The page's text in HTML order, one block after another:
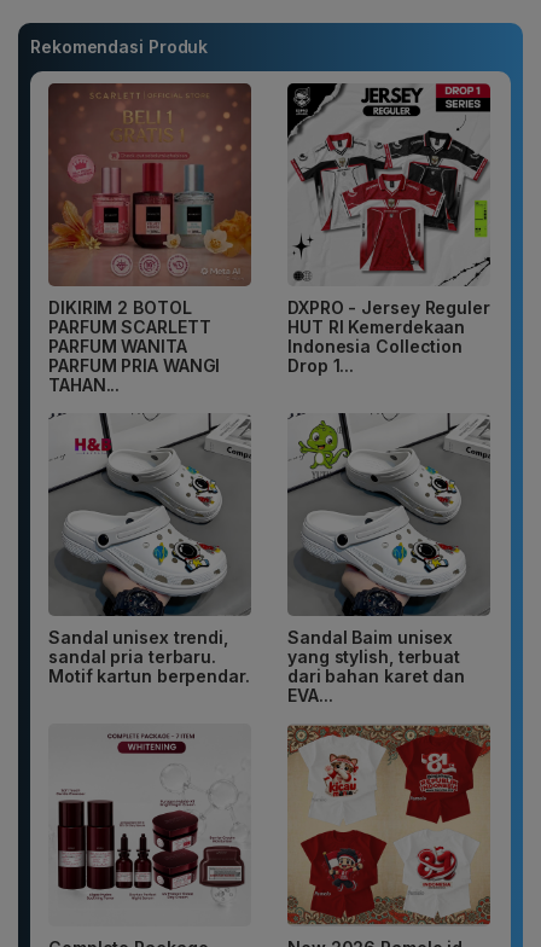
Rekomendasi Produk
DIKIRIM 2 BOTOL
PARFUM SCARLETT
PARFUM WANITA
PARFUM PRIA WANGI
TAHAN...
DXPRO - Jersey Reguler
HUT RI Kemerdekaan
Indonesia Collection
Drop 1...
Sandal unisex trendi,
sandal pria terbaru.
Motif kartun berpendar.
Sandal Baim unisex
yang stylish, terbuat
dari bahan karet dan
EVA...